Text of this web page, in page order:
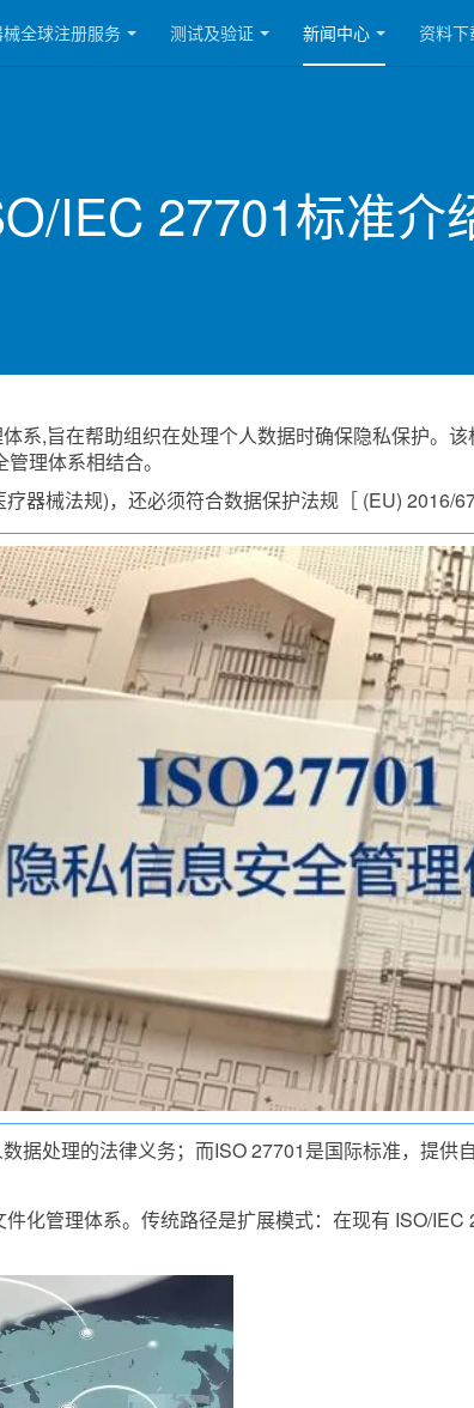
全球注册服务 测试及验证 新闻中心 资料下
IEC 27701标准介
系,旨在帮助组织在处理个人数据时确保隐私保护。
理体系相结合。
器械法规)，还必须符合数据保护法规［ (EU) 2016/
据处理的法律义务；而ISO 27701是国际标准，提供
化管理体系。传统路径是扩展模式：在现有 ISO/